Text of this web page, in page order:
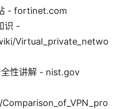
- fortinet.com
识 -
Virtual_private_netwo
性讲解 - nist.gov